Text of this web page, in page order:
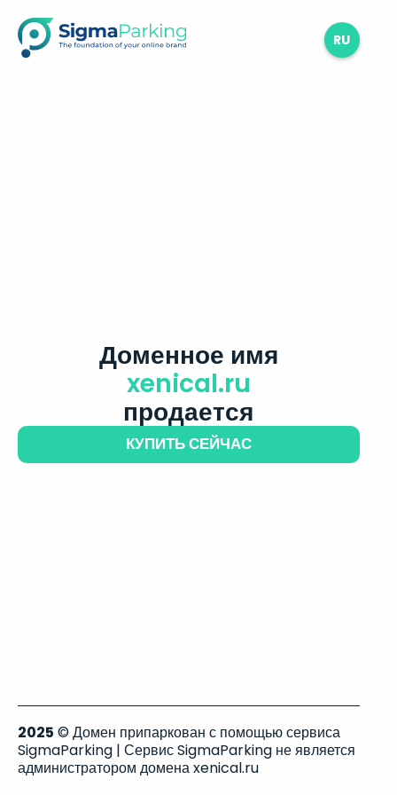
RU
Доменное имя
xenical.ru
продается
КУПИТЬ СЕЙЧАС
2025 © Домен припаркован с помощью сервиса
SigmaParking | Сервис SigmaParking не является
администратором домена xenical.ru